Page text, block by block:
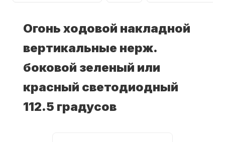
Сервисные центры
Моторы CONDOR
Огонь ходовой накладной
вертикальные нерж.
боковой зеленый или
красный светодиодный
112.5 градусов